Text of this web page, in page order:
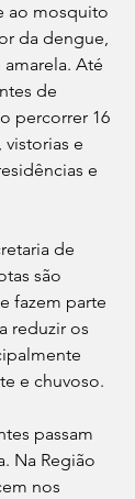
ao mosquito
da dengue,
Até
de
percorrer 16
vistorias e
e
de
são
fazem parte
reduzir os
e chuvoso.
passam
Na Região
nos